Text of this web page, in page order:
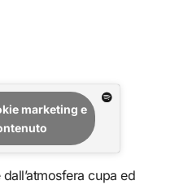
marketing e